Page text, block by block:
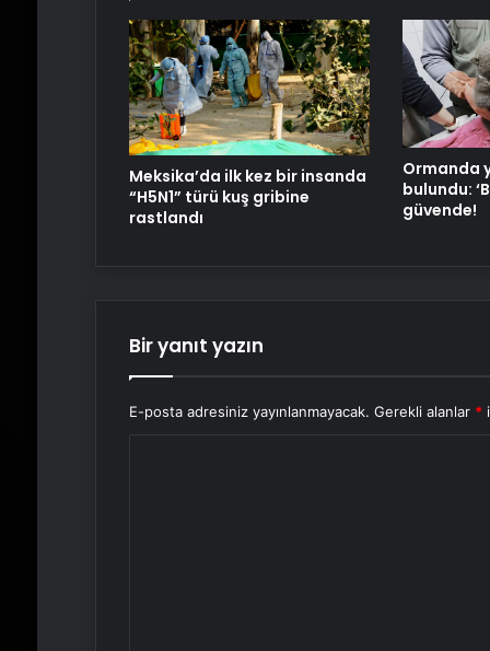
Meksika’da ilk kez bir insanda
“H5N1” türü kuş gribine
rastlandı
Ormanda
bulundu:
güvende!
Bir yanıt yazın
E-posta adresiniz yayınlanmayacak. Gerekli alanlar *